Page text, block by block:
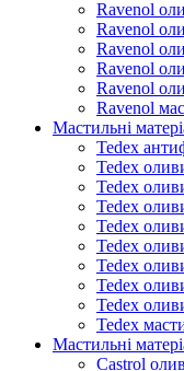
Ravenol
Ravenol
Ravenol
Ravenol
Ravenol
Ravenol
Мастильні
Tedex
Tedex
Tedex
Tedex
Tedex
Tedex
Tedex
Tedex
Tedex
Tedex
Мастильні
Castrol